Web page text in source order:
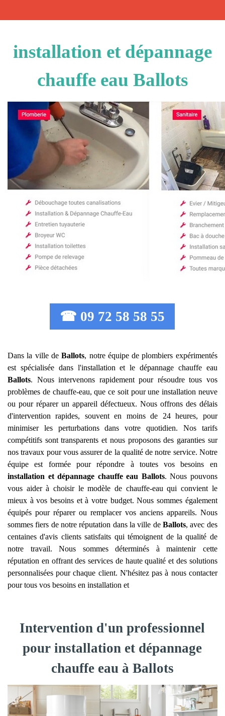
installation et dépannage
chauffe eau Ballots
☎ 09 72 58 58 55
Dans la ville deBallots, notre équipe de plombiers expérimentés
est spécialisée dans l'installation et le dépannage chauffe eau
Ballots. Nous intervenons rapidement pour résoudre tous vos
problèmes de chauffe-eau, que ce soit pour une installation neuve
ou pour réparer un appareil défectueux. Nous offrons des délais
d'intervention rapides, souvent en moins de 24 heures, pour
minimiser les perturbations dans votre quotidien. Nos tarifs
compétitifs sont transparents et nous proposons des garanties sur
nos travaux pour vous assurer de la qualité de notre service. Notre
équipe est formée pour répondre à toutes vos besoins en
installation et dépannage chauffe eau Ballots. Nous pouvons
vous aider à choisir le modèle de chauffe-eau qui convient le
mieux à vos besoins et à votre budget. Nous sommes également
équipés pour réparer ou remplacer vos anciens appareils. Nous
sommes fiers de notre réputation dans la ville deBallots, avec des
centaines d'avis clients satisfaits qui témoignent de la qualité de
notre travail. Nous sommes déterminés à maintenir cette
réputation en offrant des services de haute qualité et des solutions
personnalisées pour chaque client. N'hésitez pas à nous contacter
pour tous vos besoins en installation et
Intervention d'un professionnel
pour installation et dépannage
chauffe eau à Ballots